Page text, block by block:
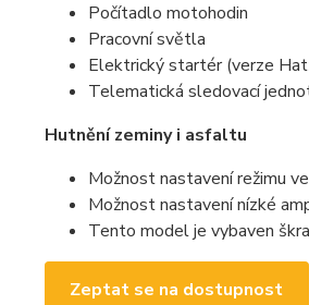
Počítadlo motohodin
Pracovní světla
Elektrický startér (verze
Telematická sledovací
Hutnění zeminy i asfaltu
Možnost nastavení režimu
Možnost nastavení nízké
Tento model je vybaven
Zeptat se na dostupnost